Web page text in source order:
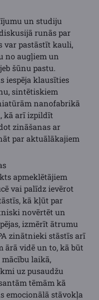
un studiju
runās par
var pastāstīt kauli,
no augļiem un
šūnu pastu.
iespēja klausīties
sintētiskiem
nanofabrikā
kā arī izpildīt
zināšanas ar
par aktuālākajiem
apmeklētājiem
vai palīdz ievērot
kā kļūt par
novērtēt un
izmērīt ātrumu
zinātnieki stāstīs arī
ārā vidē un to, kā būt
laikā,
uz pusaudžu
tēmām kā
emocionālā stāvokļa